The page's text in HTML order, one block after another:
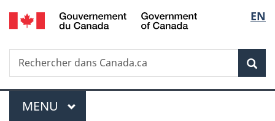
Passer
au
principal
Passer
à
Au
du
Passer
à
version
simplifiée
de
la
EN
Recherche
Rechercher
dans
Menu
MENU PRINCIPAL